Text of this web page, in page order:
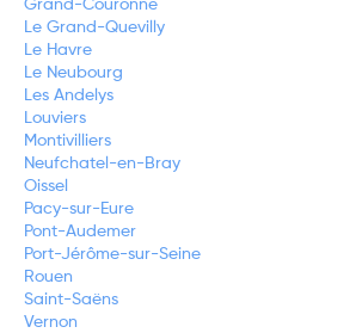
Grand-Couronne
Le Grand-Quevilly
Le Havre
Le Neubourg
Les Andelys
Louviers
Montivilliers
Neufchatel-en-Bray
Oissel
Pacy-sur-Eure
Pont-Audemer
Port-Jérôme-sur-Seine
Rouen
Saint-Saëns
Vernon